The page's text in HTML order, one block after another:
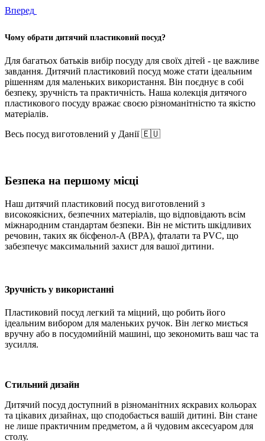
Вперед
Чому обрати дитячий пластиковий посуд?
Для багатьох батьків вибір посуду для своїх дітей - це важливе
завдання. Дитячий пластиковий посуд може стати ідеальним
рішенням для маленьких використання. Він поєднує в собі
безпеку, зручність та практичність. Наша колекція дитячого
пластикового посуду вражає своєю різноманітністю та якістю
матеріалів.
Весь посуд виготовлений у Данії 🇪🇺
Безпека на першому місці
Наш дитячий пластиковий посуд виготовлений з
високоякісних, безпечних матеріалів, що відповідають всім
міжнародним стандартам безпеки. Він не містить шкідливих
речовин, таких як бісфенол-А (BPA), фталати та PVC, що
забезпечує максимальний захист для вашої дитини.
Зручність у використанні
Пластиковий посуд легкий та міцний, що робить його
ідеальним вибором для маленьких ручок. Він легко миється
вручну або в посудомийній машині, що зекономить ваш час та
зусилля.
Стильний дизайн
Дитячий посуд доступний в різноманітних яскравих кольорах
та цікавих дизайнах, що сподобається вашій дитині. Він стане
не лише практичним предметом, а й чудовим аксесуаром для
столу.